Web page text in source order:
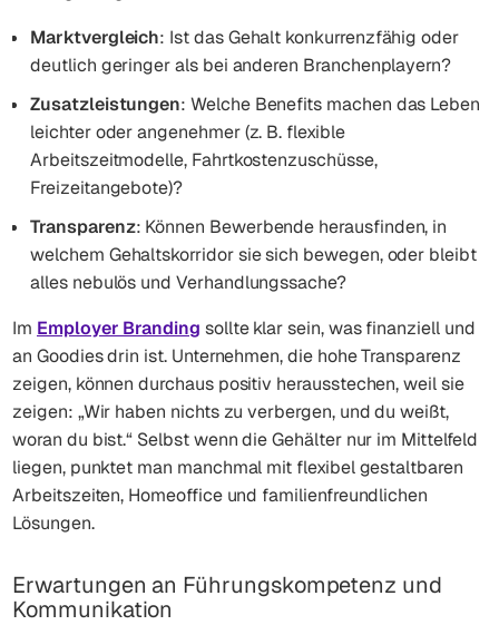
Marktvergleich: Ist das Gehalt konkurrenzfähig oder
deutlich geringer als bei anderen Branchenplayern?
Zusatzleistungen: Welche Benefits machen das Leben
leichter oder angenehmer (z. B. flexible
Arbeitszeitmodelle, Fahrtkostenzuschüsse,
Freizeitangebote)?
Transparenz: Können Bewerbende herausfinden, in
welchem Gehaltskorridor sie sich bewegen, oder bleibt
alles nebulös und Verhandlungssache?
Im Employer Branding sollte klar sein, was finanziell und
an Goodies drin ist. Unternehmen, die hohe Transparenz
zeigen, können durchaus positiv herausstechen, weil sie
zeigen: „Wir haben nichts zu verbergen, und du weißt,
woran du bist.“ Selbst wenn die Gehälter nur im Mittelfeld
liegen, punktet man manchmal mit flexibel gestaltbaren
Arbeitszeiten, Homeoffice und familienfreundlichen
Lösungen.
Erwartungen an Führungskompetenz und
Kommunikation